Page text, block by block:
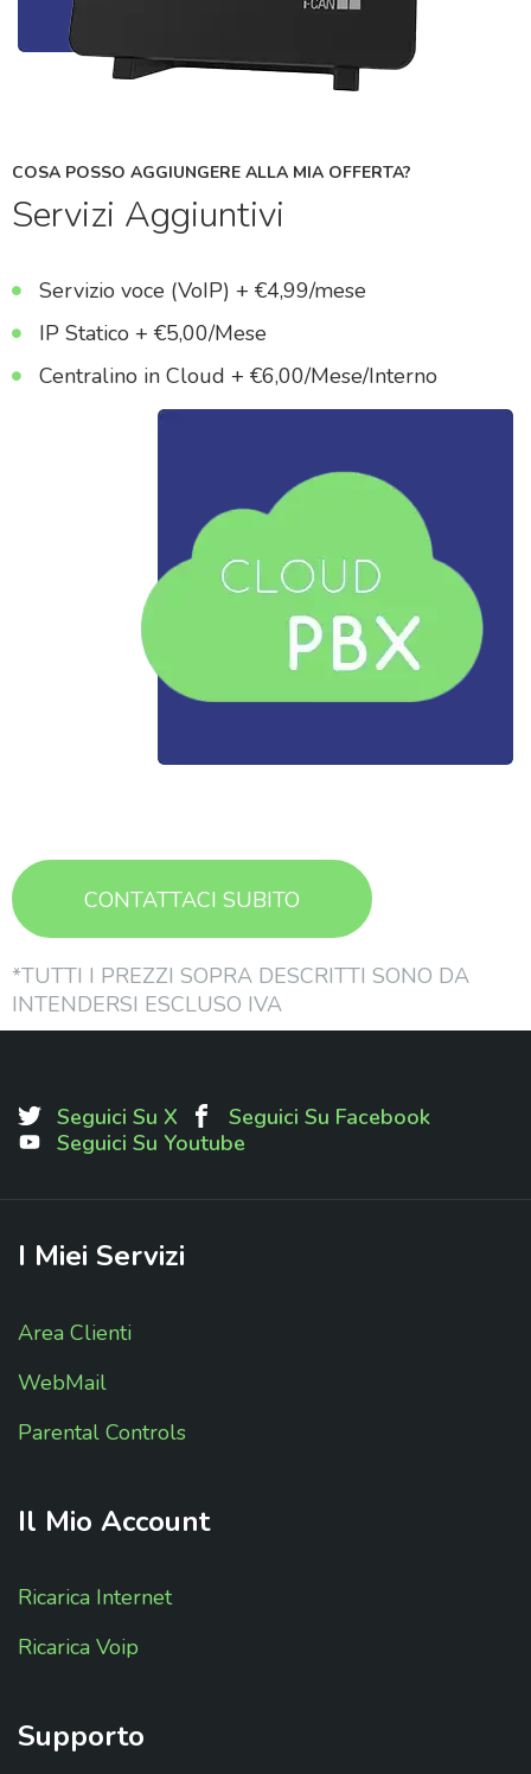
COSA POSSO AGGIUNGERE ALLA MIA OFFERTA?
Servizi Aggiuntivi
Servizio voce (VoIP) + €4,99/mese
IP Statico + €5,00/Mese
Centralino in Cloud + €6,00/Mese/Interno
CONTATTACI SUBITO
*TUTTI I PREZZI SOPRA DESCRITTI SONO DA
INTENDERSI ESCLUSO IVA
Seguici Su X
Seguici Su Facebook
Seguici Su Youtube
I Miei Servizi
Area Clienti
WebMail
Parental Controls
Il Mio Account
Ricarica Internet
Ricarica Voip
Supporto